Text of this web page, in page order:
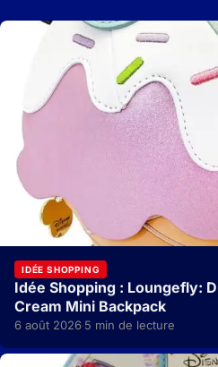
IDÉE SHOPPING
Idée Shopping : Loungefly:
Cream Mini Backpack
6 août 2026·5 min de lecture